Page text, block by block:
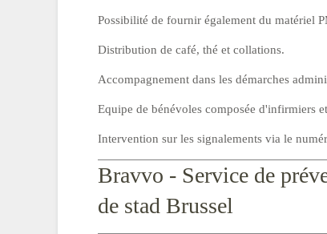
Possibilité de fournir également du matériel
Distribution de café, thé et collations.
Accompagnement dans les démarches
Equipe de bénévoles composée d'infirmiers
Intervention sur les signalements via le
Bravvo - Service de
de stad Brussel